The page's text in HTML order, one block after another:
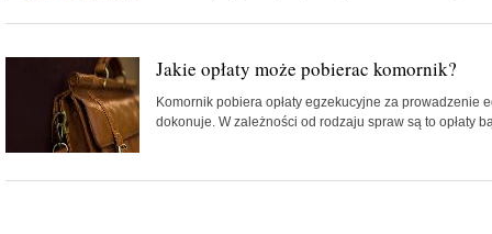
Jakie opłaty może pobierac komornik?
Komornik pobiera opłaty egzekucyjne za prowadzenie
dokonuje. W zależności od rodzaju spraw są to opłaty